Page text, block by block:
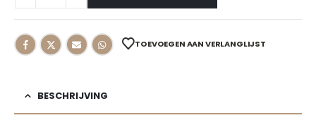
TOEVOEGEN AAN VERLANGLIJST
BESCHRIJVING